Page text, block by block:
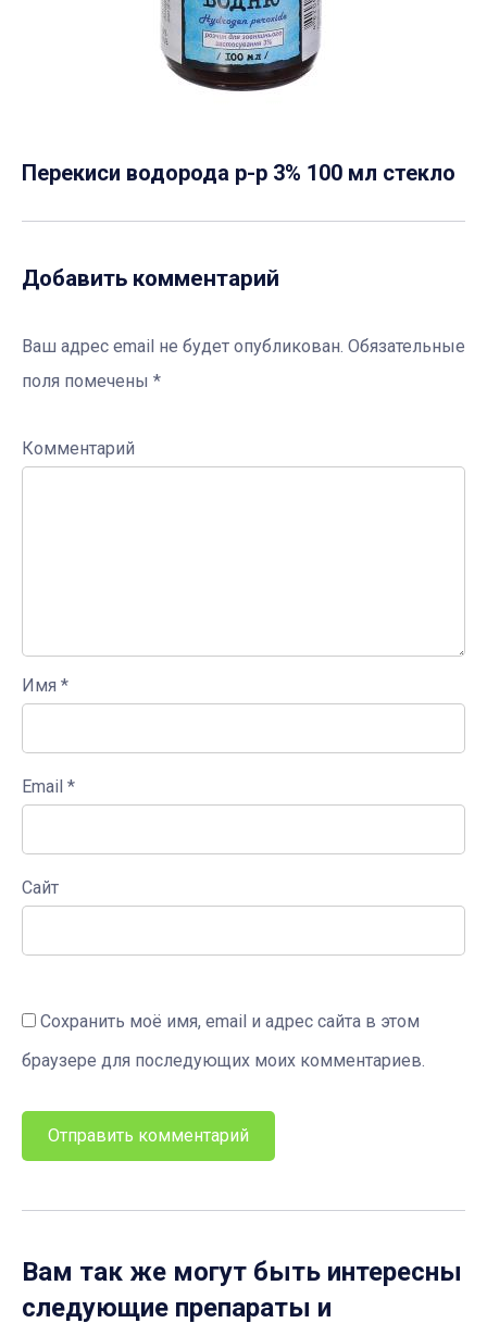
Перекиси водорода р-р 3% 100 мл стекло
Добавить комментарий
Ваш адрес email не будет опубликован. Обязательные
поля помечены *
Комментарий
Имя *
Email *
Сайт
Сохранить моё имя, email и адрес сайта в этом
браузере для последующих моих комментариев.
Вам так же могут быть интересны
следующие препараты и